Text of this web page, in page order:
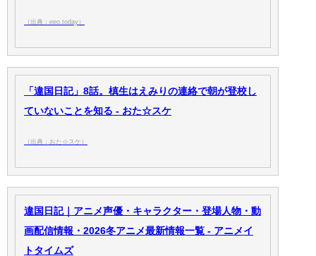
（出典：eeo.today）
「違国日記」8話。槙生はえみりの連絡で朝が登校し
ていないことを知る - おた☆スケ
（出典：おた☆スケ）
違国日記｜アニメ声優・キャラクター・登場人物・動
画配信情報・2026冬アニメ最新情報一覧 - アニメイ
トタイムズ